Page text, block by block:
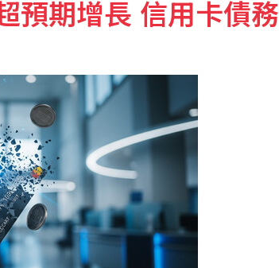
庫學者籲建立歐盟統一方案
聯控伊朗攻擊國營油輪
預期增長 信用卡債務